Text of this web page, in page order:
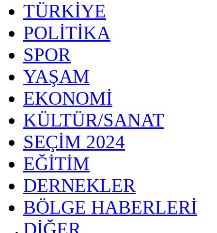
TÜRKİYE
POLİTİKA
SPOR
YAŞAM
EKONOMİ
KÜLTÜR/SANAT
SEÇİM 2024
EĞİTİM
DERNEKLER
BÖLGE HABERLERİ